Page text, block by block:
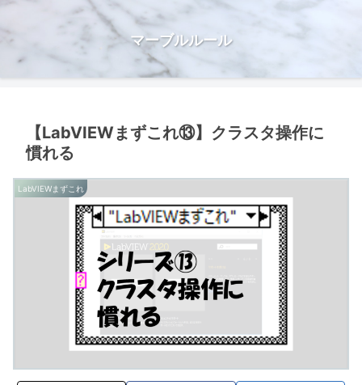
マーブルルール
【LabVIEWまずこれ⑬】クラスタ操作に
慣れる
LabVIEWまずこれ